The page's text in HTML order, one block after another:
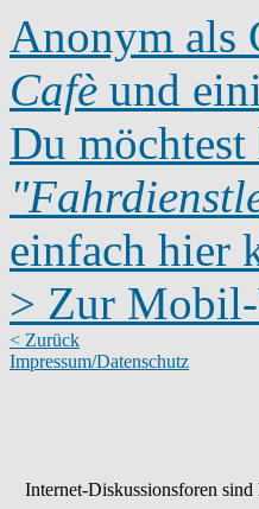
Anonym als
Cafè und
Du
einfach hier
> Zur
< Zurück
Impressum/Datenschutz
Internet-Diskussionsforen